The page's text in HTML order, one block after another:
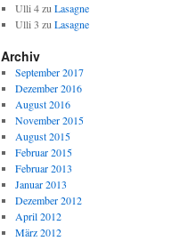
Ulli 4zu Lasagne
Ulli 3 zu Lasagne
Archiv
September 2017
Dezember 2016
August 2016
November 2015
August 2015
Februar 2015
Februar 2013
Januar 2013
Dezember 2012
April 2012
März 2012